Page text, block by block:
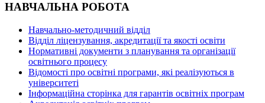
НАВЧАЛЬНА РОБОТА
Навчально-методичний відділ
Відділ ліцензування, акредитації та якості освіти
Нормативні документи з планування та організації
освітнього процесу
Відомості про освітні програми, які реалізуються в
університеті
Інформаційна сторінка для гарантів освітніх програм